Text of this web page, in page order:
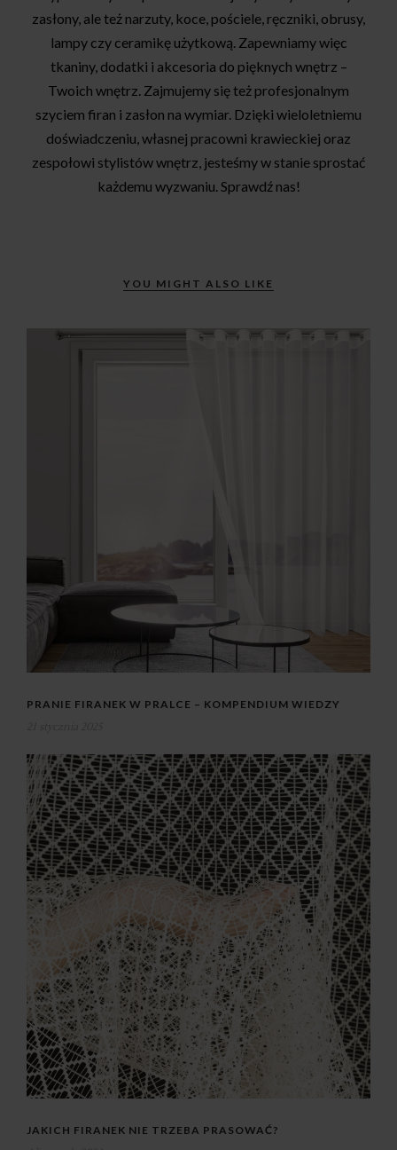
zasłony, ale też narzuty, koce, pościele, ręczniki, obrusy,
lampy czy ceramikę użytkową. Zapewniamy więc
tkaniny, dodatki i akcesoria do pięknych wnętrz –
Twoich wnętrz. Zajmujemy się też profesjonalnym
szyciem firan i zasłon na wymiar. Dzięki wieloletniemu
doświadczeniu, własnej pracowni krawieckiej oraz
zespołowi stylistów wnętrz, jesteśmy w stanie sprostać
każdemu wyzwaniu. Sprawdź nas!
YOU MIGHT ALSO LIKE
PRANIE FIRANEK W PRALCE – KOMPENDIUM WIEDZY
JAKICH FIRANEK NIE TRZEBA PRASOWAĆ?